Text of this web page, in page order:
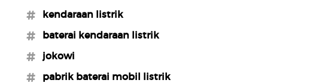
#kendaraan listrik
#baterai kendaraan listrik
#jokowi
#pabrik baterai mobil listrik